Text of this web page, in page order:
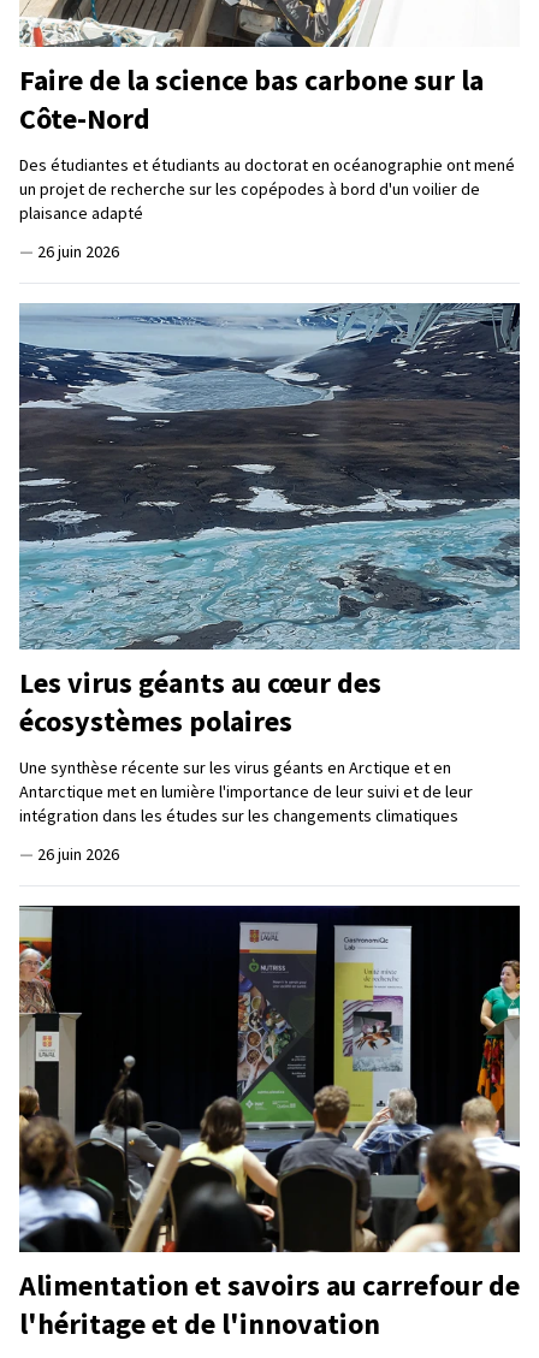
Faire de la science bas carbone sur la
Côte-Nord
Des étudiantes et étudiants au doctorat en océanographie ont mené
un projet de recherche sur les copépodes à bord d'un voilier de
plaisance adapté
— 26 juin 2026
Les virus géants au cœur des
écosystèmes polaires
Une synthèse récente sur les virus géants en Arctique et en
Antarctique met en lumière l'importance de leur suivi et de leur
intégration dans les études sur les changements climatiques
— 26 juin 2026
Alimentation et savoirs au carrefour de
l'héritage et de l'innovation